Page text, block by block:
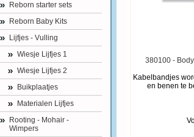
Reborn starter sets
Reborn Baby Kits
Lijfjes - Vulling
Wiesje Lijfjes 1
Wiesje Lijfjes 2
Buikplaatjes
Materialen Lijfjes
Rooting - Mohair -
Wimpers
380100 -
Kabelbandjes
en benen te